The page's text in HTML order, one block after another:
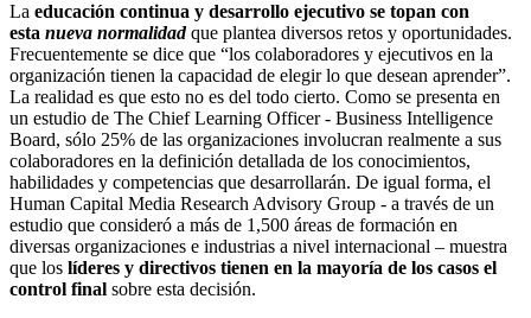
La educación continua y desarrollo ejecutivo se topan con
esta nueva normalidadque plantea diversos retos y oportunidades.
Frecuentemente se dice que “los colaboradores y ejecutivos en la
organización tienen la capacidad de elegir lo que desean aprender”.
La realidad es que esto no es del todo cierto. Como se presenta en
un estudio de The Chief Learning Officer - Business Intelligence
Board, sólo 25% de las organizaciones involucran realmente a sus
colaboradores en la definición detallada de los conocimientos,
habilidades y competencias que desarrollarán. De igual forma, el
Human Capital Media Research Advisory Group - a través de un
estudio que consideró a más de 1,500 áreas de formación en
diversas organizaciones e industrias a nivel internacional – muestra
que los líderes y directivos tienen en la mayoría de los casos el
control final sobre esta decisión.